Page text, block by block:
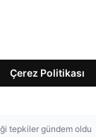
Çerez Politikası
tepkiler gündem oldu